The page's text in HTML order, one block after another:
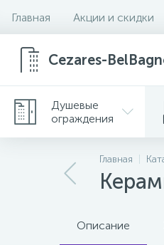
Главная Акции и скидки
Cezares-
Душевые
ограждения
Главная
Описание